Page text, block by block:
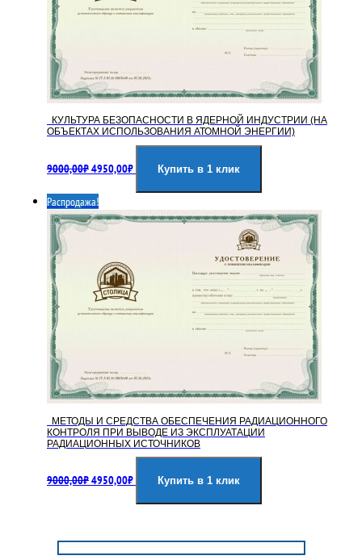
КУЛЬТУРА БЕЗОПАСНОСТИ В ЯДЕРНОЙ ИНДУСТРИИ (НА
ОБЪЕКТАХ ИСПОЛЬЗОВАНИЯ АТОМНОЙ ЭНЕРГИИ)
9000,00₽цена
9000,00₽.
4950,00₽цена:
Купить в 1 клик
Распродажа!
МЕТОДЫ И СРЕДСТВА ОБЕСПЕЧЕНИЯ РАДИАЦИОННОГО
КОНТРОЛЯ ПРИ ВЫВОДЕ ИЗ ЭКСПЛУАТАЦИИ
РАДИАЦИОННЫХ ИСТОЧНИКОВ
9000,00₽цена
4950,00₽цена:
Купить в 1 клик